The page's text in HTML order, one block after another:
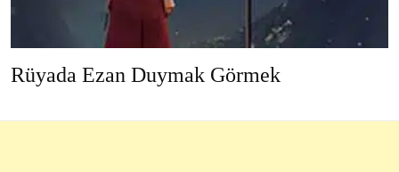
Rüyada Ezan Duymak Görmek